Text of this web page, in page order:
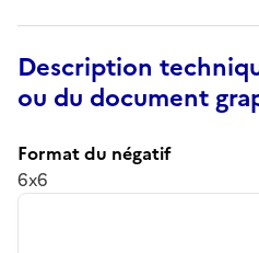
Description
ou du document
Format du négatif
6x6